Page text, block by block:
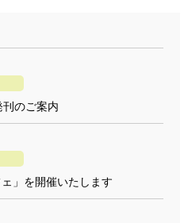
のご案内
」を開催いたします